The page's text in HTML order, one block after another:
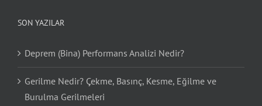
SON YAZILAR
Deprem (Bina) Performans Analizi Nedir?
Gerilme Nedir? Çekme, Basınç, Kesme, Eğilme ve
Burulma Gerilmeleri